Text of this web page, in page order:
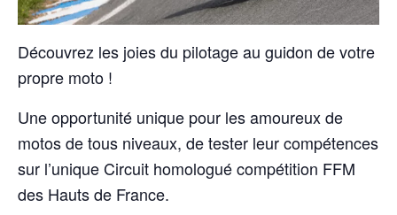
Découvrez les joies du pilotage au guidon de votre
propre moto !
Une opportunité unique pour les amoureux de
motos de tous niveaux, de tester leur compétences
sur l’unique Circuit homologué compétition FFM
des Hauts de France.